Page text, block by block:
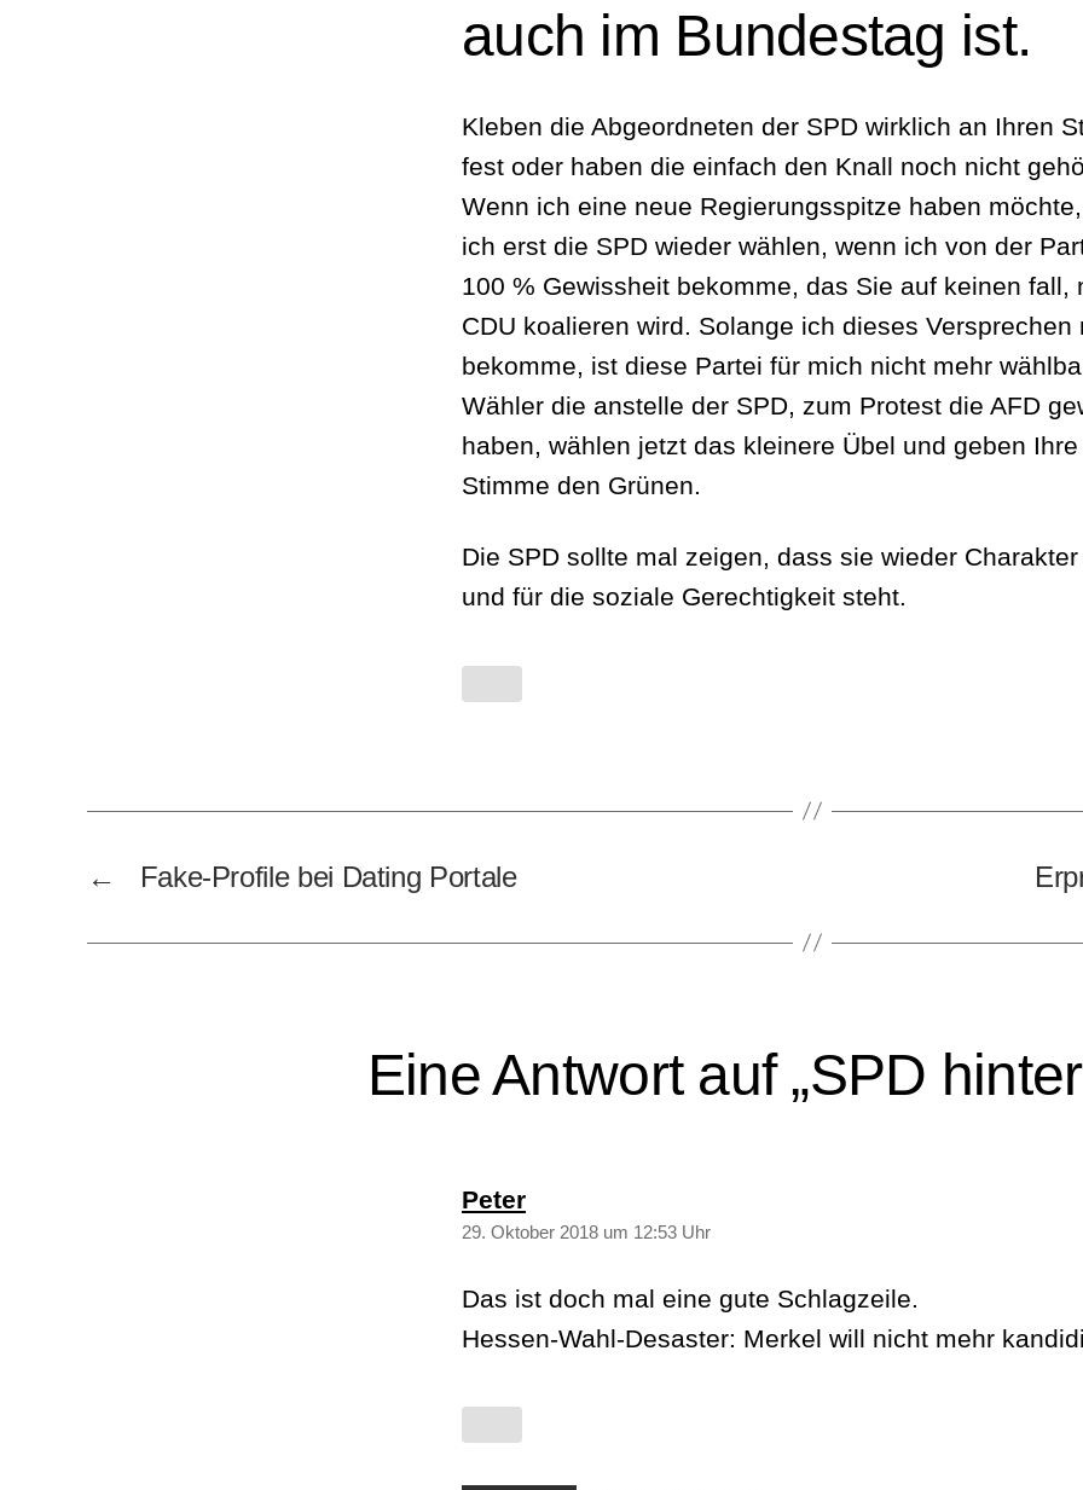
auch im Bundestag ist.
Kleben die Abgeordneten der SPD wirklich an Ihren
fest oder haben die einfach den Knall noch nicht
Wenn ich eine neue Regierungsspitze haben
ich erst die SPD wieder wählen, wenn ich von der
100 % Gewissheit bekomme, das Sie auf keinen fall,
CDU koalieren wird. Solange ich dieses Versprechen
bekomme, ist diese Partei für mich nicht mehr
Wähler die anstelle der SPD, zum Protest die AFD
haben, wählen jetzt das kleinere Übel und geben Ihre
Stimme den Grünen.
Die SPD sollte mal zeigen, dass sie wieder
und für die soziale Gerechtigkeit steht.
← Fake-Profile bei Dating Portale
Eine Antwort auf „SPD
Petersagt:
29. Oktober 2018 um 12:53 Uhr
Das ist doch mal eine gute Schlagzeile.
Hessen-Wahl-Desaster: Merkel will nicht mehr